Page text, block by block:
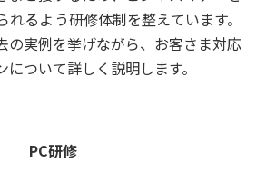
れるよう研修体制を整えています。
の実例を挙げながら、お客さま対応
ついて詳しく説明します。
PC研修